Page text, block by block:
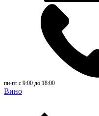
пн-пт с 9:00 до 18:00
Вино